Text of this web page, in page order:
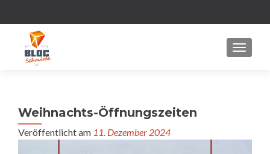
MENU
Weihnachts-Öffnungszeiten
Veröffentlicht am 11. Dezember 2024